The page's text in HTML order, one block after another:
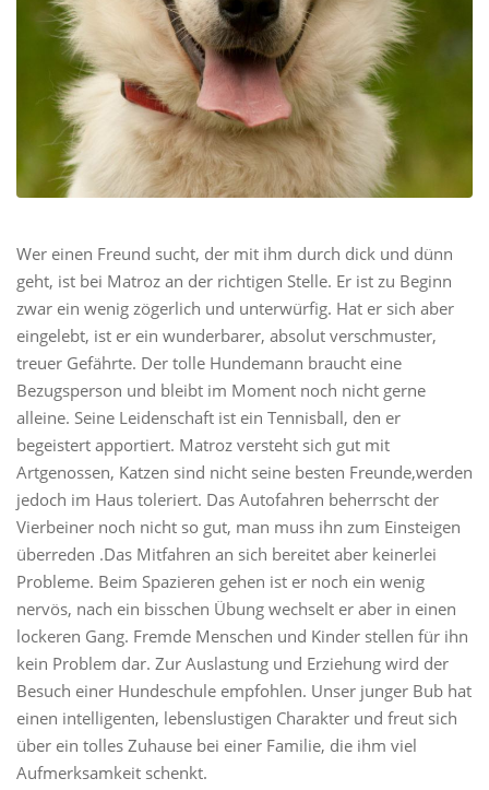
Wer einen Freund sucht, der mit ihm durch dick und dünn
geht, ist bei Matroz an der richtigen Stelle. Er ist zu Beginn
zwar ein wenig zögerlich und unterwürfig. Hat er sich aber
eingelebt, ist er ein wunderbarer, absolut verschmuster,
treuer Gefährte. Der tolle Hundemann braucht eine
Bezugsperson und bleibt im Moment noch nicht gerne
alleine. Seine Leidenschaft ist ein Tennisball, den er
begeistert apportiert. Matroz versteht sich gut mit
Artgenossen, Katzen sind nicht seine besten Freunde,werden
jedoch im Haus toleriert. Das Autofahren beherrscht der
Vierbeiner noch nicht so gut, man muss ihn zum Einsteigen
überreden .Das Mitfahren an sich bereitet aber keinerlei
Probleme. Beim Spazieren gehen ist er noch ein wenig
nervös, nach ein bisschen Übung wechselt er aber in einen
lockeren Gang. Fremde Menschen und Kinder stellen für ihn
kein Problem dar. Zur Auslastung und Erziehung wird der
Besuch einer Hundeschule empfohlen. Unser junger Bub hat
einen intelligenten, lebenslustigen Charakter und freut sich
über ein tolles Zuhause bei einer Familie, die ihm viel
Aufmerksamkeit schenkt.